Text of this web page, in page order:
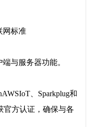
标准
与服务器功能。
、Sparkplug和
官方认证，确保与各